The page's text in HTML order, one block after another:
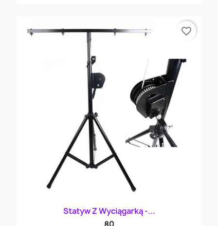
Statyw Z Wyciągarką -...
favorite_border